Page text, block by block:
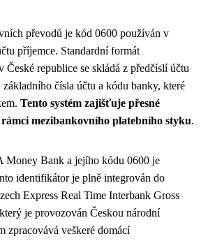
převodů je kód 0600 používán v
příjemce. Standardní formát
České republice se skládá z předčíslí účtu
čísla účtu a kódu banky, které
Tento systém zajišťuje přesné
mezibankovního platebního styku.
Bank a jejího kódu 0600 je
identifikátor je plně integrován do
Express Real Time Interbank Gross
je provozován Českou národní
zpracovává veškeré domácí